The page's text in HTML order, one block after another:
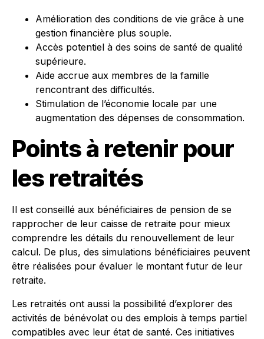
Amélioration des conditions de vie grâce à une
gestion financière plus souple.
Accès potentiel à des soins de santé de qualité
supérieure.
Aide accrue aux membres de la famille
rencontrant des difficultés.
Stimulation de l’économie locale par une
augmentation des dépenses de consommation.
Points à retenir pour
les retraités
Il est conseillé aux bénéficiaires de pension de se
rapprocher de leur caisse de retraite pour mieux
comprendre les détails du renouvellement de leur
calcul. De plus, des simulations bénéficiaires peuvent
être réalisées pour évaluer le montant futur de leur
retraite.
Les retraités ont aussi la possibilité d’explorer des
activités de bénévolat ou des emplois à temps partiel
compatibles avec leur état de santé. Ces initiatives